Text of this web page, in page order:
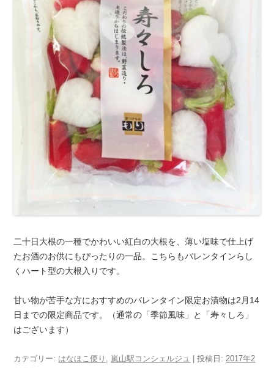
二十日大根の一種でかわいい紅白の大根を、薄い塩味で仕上げ
たお酒のお供にもぴったりの一品。こちらもバレンタインらし
くハート型の大根入りです。
甘い物が苦手な方におすすめのバレンタイン限定お漬物は2月14
日までの限定商品です。（通常の「季節風味」と「寿々しろ」
はございます）
カテゴリー: はなほこ便り , 嵐山駅コンシェルジュ | 投稿日:2017年2